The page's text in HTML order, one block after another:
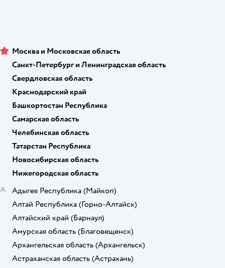
Москва и Московская область
Санкт-Петербург и Ленинградская область
Свердловская область
Краснодарский край
Башкортостан Республика
Самарская область
Челябинская область
Татарстан Республика
Новосибирская область
Нижегородская область
А
Адыгея Республика (Майкоп)
Алтай Республика (Горно-Алтайск)
Алтайский край (Барнаул)
Амурская область (Благовещенск)
Архангельская область (Архангельск)
Астраханская область (Астрахань)